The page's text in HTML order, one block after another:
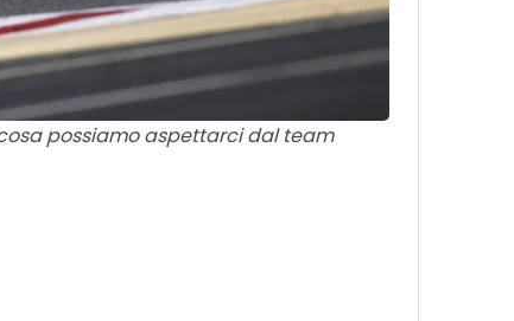
possiamo aspettarci dal team